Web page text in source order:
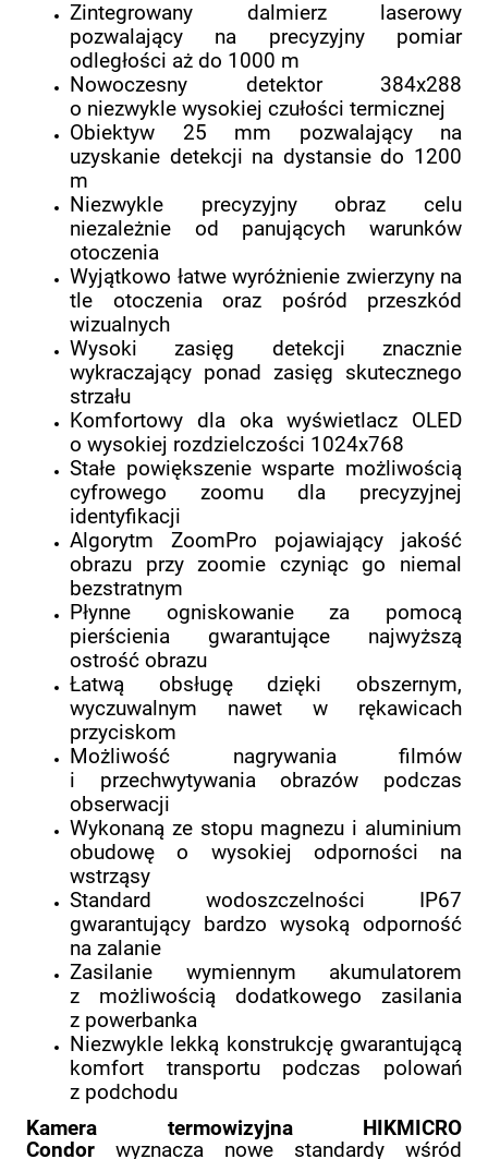
Zintegrowany dalmierz laserowy
pozwalający na precyzyjny pomiar
odległości aż do 1000 m
Nowoczesny detektor 384x288
o niezwykle wysokiej czułości termicznej
Obiektyw 25 mm pozwalający na
uzyskanie detekcji na dystansie do 1200
m
Niezwykle precyzyjny obraz celu
niezależnie od panujących warunków
otoczenia
Wyjątkowo łatwe wyróżnienie zwierzyny na
tle otoczenia oraz pośród przeszkód
wizualnych
Wysoki zasięg detekcji znacznie
wykraczający ponad zasięg skutecznego
strzału
Komfortowy dla oka wyświetlacz OLED
o wysokiej rozdzielczości 1024x768
Stałe powiększenie wsparte możliwością
cyfrowego zoomu dla precyzyjnej
identyfikacji
Algorytm ZoomPro pojawiający jakość
obrazu przy zoomie czyniąc go niemal
bezstratnym
Płynne ogniskowanie za pomocą
pierścienia gwarantujące najwyższą
ostrość obrazu
Łatwą obsługę dzięki obszernym,
wyczuwalnym nawet w rękawicach
przyciskom
Możliwość nagrywania filmów
i przechwytywania obrazów podczas
obserwacji
Wykonaną ze stopu magnezu i aluminium
obudowę o wysokiej odporności na
wstrząsy
Standard wodoszczelności IP67
gwarantujący bardzo wysoką odporność
na zalanie
Zasilanie wymiennym akumulatorem
z możliwością dodatkowego zasilania
z powerbanka
Niezwykle lekką konstrukcję gwarantującą
komfort transportu podczas polowań
z podchodu
Kamera termowizyjna HIKMICRO
Condor wyznacza nowe standardy wśród